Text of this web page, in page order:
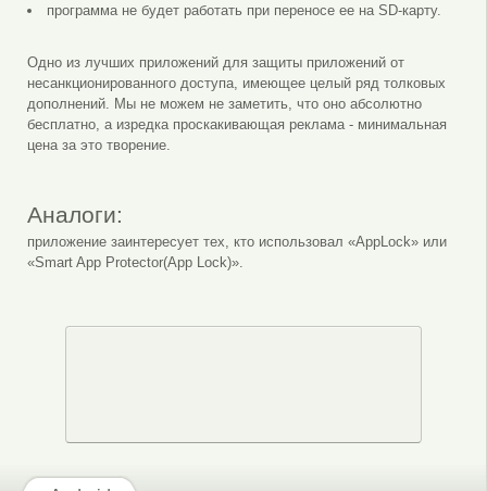
программа не будет работать при переносе ее на SD-карту.
Одно из лучших приложений для защиты приложений от
несанкционированного доступа, имеющее целый ряд толковых
дополнений. Мы не можем не заметить, что оно абсолютно
бесплатно, а изредка проскакивающая реклама - минимальная
цена за это творение.
Аналоги:
приложение заинтересует тех, кто использовал «AppLock» или
«Smart App Protector(App Lock)».